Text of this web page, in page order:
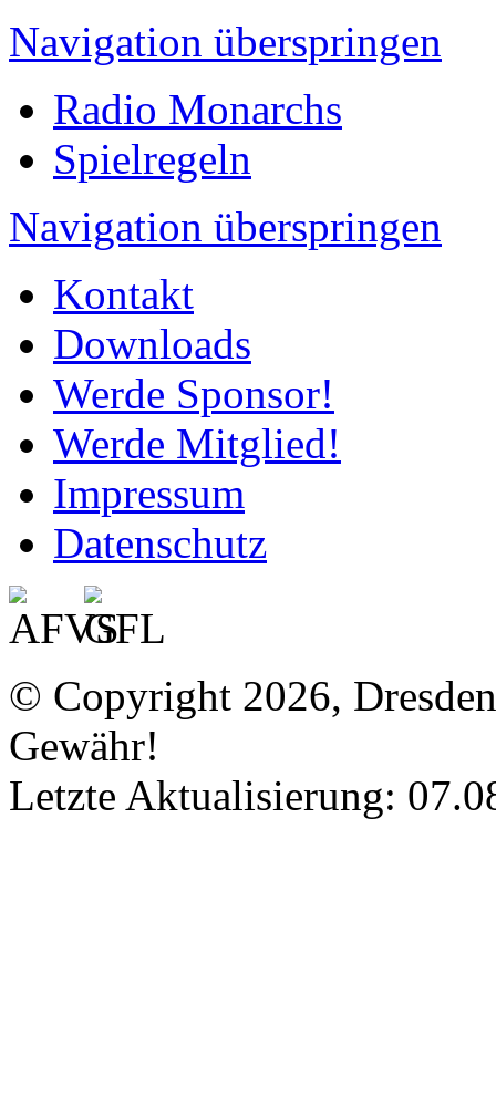
Navigation überspringen
Radio Monarchs
Spielregeln
Navigation überspringen
Kontakt
Downloads
Werde Sponsor!
Werde Mitglied!
Impressum
Datenschutz
© Copyright 2026,
Gewähr!
Letzte Aktualisierung: